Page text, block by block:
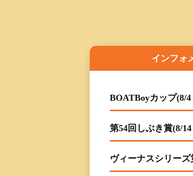
出場予定選
レース一覧
出走表・前
インフォ
BOATBoyカップ(8/4
第54回しぶき賞(8/
ヴィーナスシリー